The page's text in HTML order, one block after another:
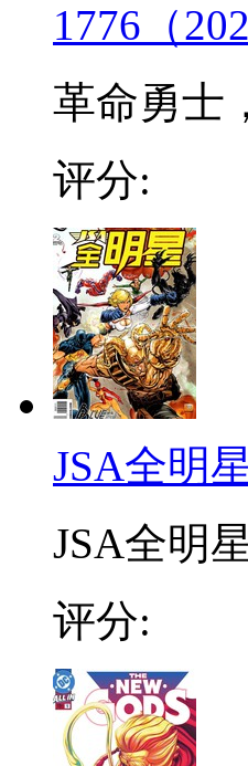
1776（
革命勇士
评分:
JSA全明星
JSA全明
评分: